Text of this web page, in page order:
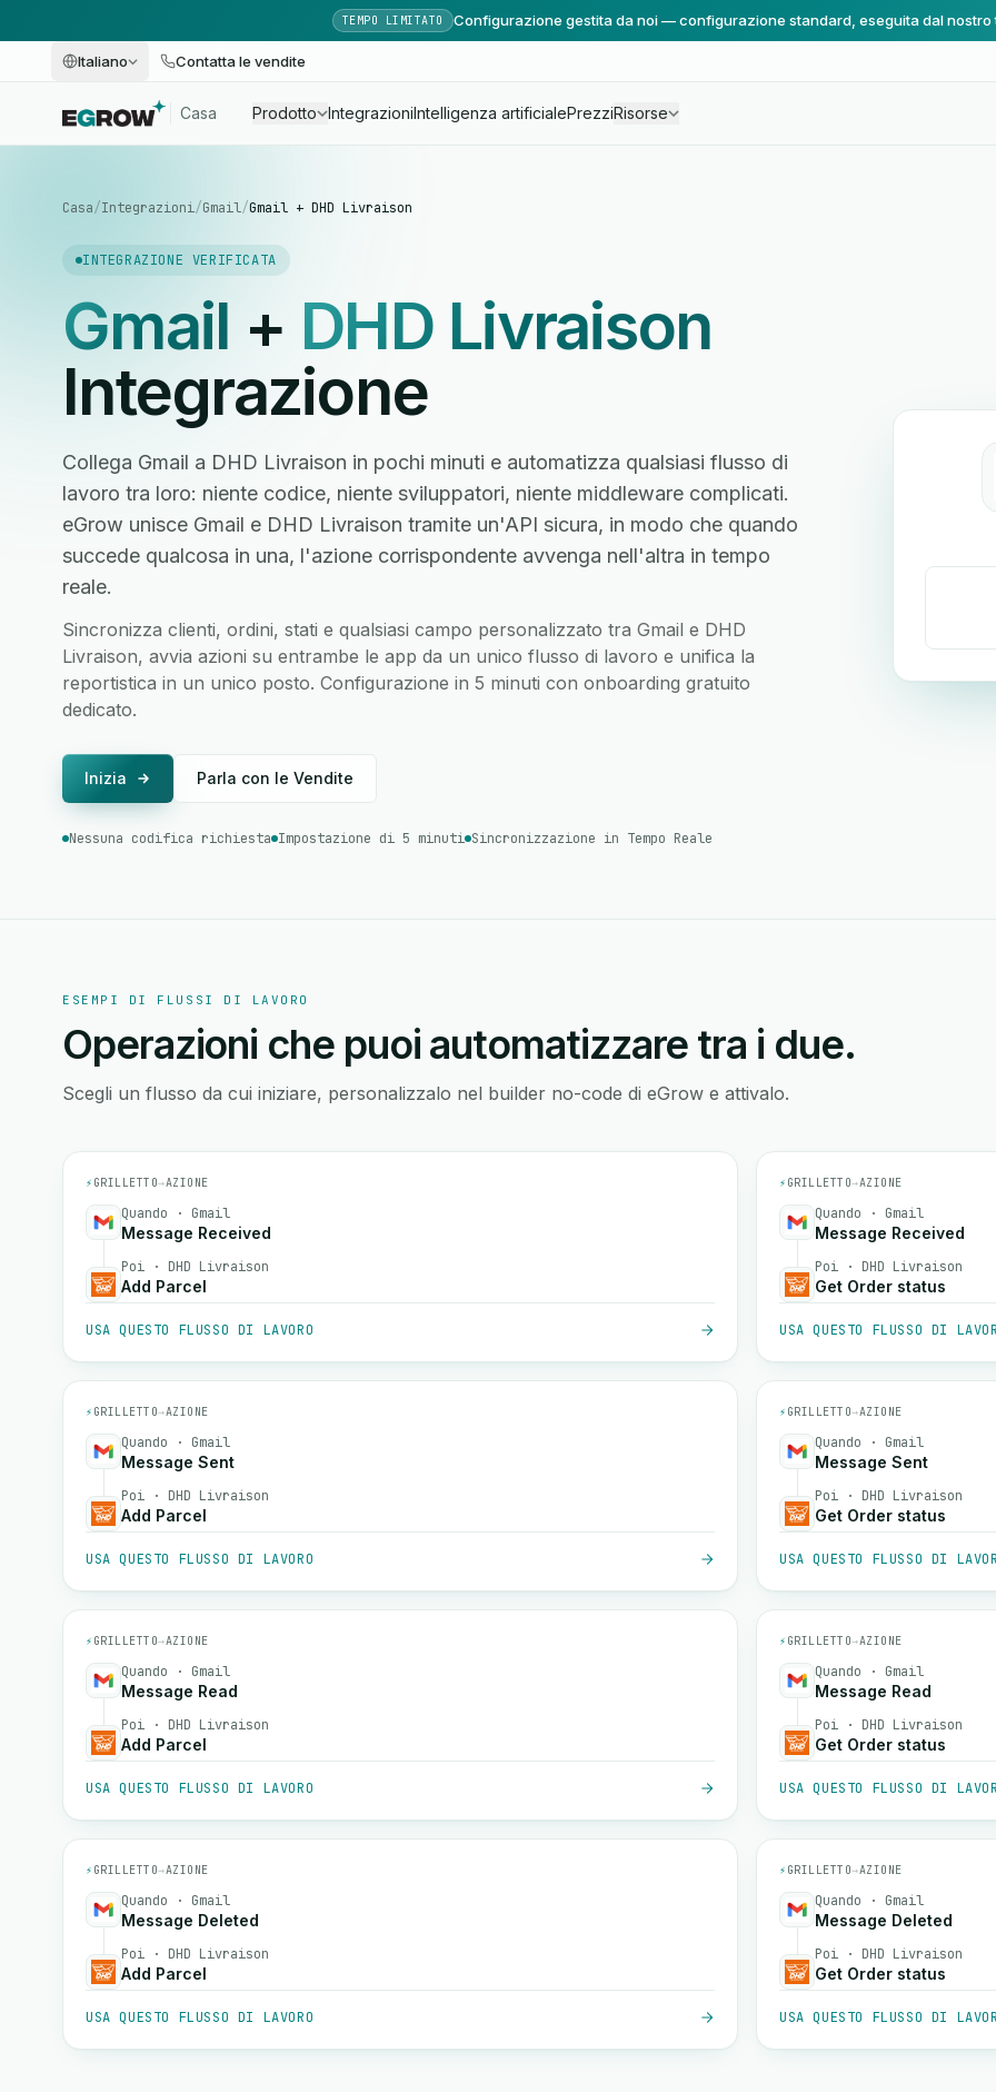
TEMPO LIMITATO Configurazione gestita da noi — configurazione standard, eseguita dal nostro
Italiano Contatta le vendite
Casa Prodotto IntegrazioniIntelligenza artificialePrezziRisorse
Casa/Integrazioni/Gmail/Gmail + DHD Livraison
INTEGRAZIONE VERIFICATA
Gmail + DHD Livraison
Integrazione
Collega Gmail a DHD Livraison in pochi minuti e automatizza qualsiasi flusso di
lavoro tra loro: niente codice, niente sviluppatori, niente middleware complicati.
eGrow unisce Gmail e DHD Livraison tramite un'API sicura, in modo che quando
succede qualcosa in una, l'azione corrispondente avvenga nell'altra in tempo
reale.
Sincronizza clienti, ordini, stati e qualsiasi campo personalizzato tra Gmail e DHD
Livraison, avvia azioni su entrambe le app da un unico flusso di lavoro e unifica la
reportistica in un unico posto. Configurazione in 5 minuti con onboarding gratuito
dedicato.
Inizia Parla con le Vendite
Nessuna codifica richiesta Impostazione di 5 minuti Sincronizzazione in Tempo Reale
ESEMPI DI FLUSSI DI LAVORO
Operazioni che puoi automatizzare tra i due.
Scegli un flusso da cui iniziare, personalizzalo nel builder no-code di eGrow e attivalo.
⚡ GRILLETTO→AZIONE
Quando · Gmail
Message Received
Poi · DHD Livraison
Add Parcel
USA QUESTO FLUSSO DI LAVORO
⚡ GRILLETTO→AZIONE
Quando · Gmail
Message Received
Poi · DHD Livraison
Get Order status
USA QUESTO FLUSSO DI
⚡ GRILLETTO→AZIONE
Quando · Gmail
Message Sent
Poi · DHD Livraison
Add Parcel
USA QUESTO FLUSSO DI LAVORO
⚡ GRILLETTO→AZIONE
Quando · Gmail
Message Sent
Poi · DHD Livraison
Get Order status
USA QUESTO FLUSSO DI
⚡ GRILLETTO→AZIONE
Quando · Gmail
Message Read
Poi · DHD Livraison
Add Parcel
USA QUESTO FLUSSO DI LAVORO
⚡ GRILLETTO→AZIONE
Quando · Gmail
Message Read
Poi · DHD Livraison
Get Order status
USA QUESTO FLUSSO DI
⚡ GRILLETTO→AZIONE
Quando · Gmail
Message Deleted
Poi · DHD Livraison
Add Parcel
USA QUESTO FLUSSO DI LAVORO
⚡ GRILLETTO→AZIONE
Quando · Gmail
Message Deleted
Poi · DHD Livraison
Get Order status
USA QUESTO FLUSSO DI